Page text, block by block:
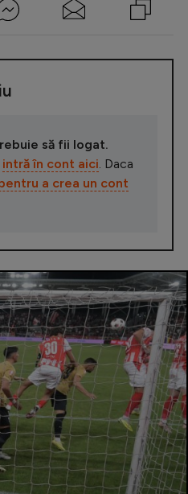
să fii logat.
intră în cont aici. Daca
a crea un cont